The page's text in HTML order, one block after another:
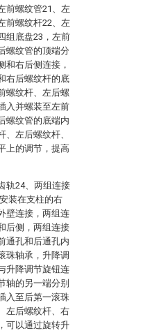
前螺纹管21、左
前螺纹杆22、左
组底盘23，左前
螺纹管的顶端分
和右后侧连接，
右后螺纹杆的底
螺纹杆、左后螺
入并螺装至左前
螺纹管的底端内
左后螺纹杆、
上的调节，提高
轨24、两组连接
装在支柱的右
壁连接，两组连
后侧，两组连接
通孔和后通孔内
珠轴承，升降调
升降调节旋钮连
轴的另一端分别
入至后第一滚珠
左后螺纹杆、右
可以通过旋转升